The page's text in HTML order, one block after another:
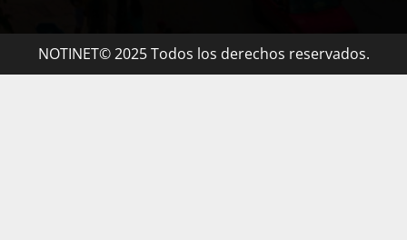
NOTINET© 2025 Todos los derechos reservados.